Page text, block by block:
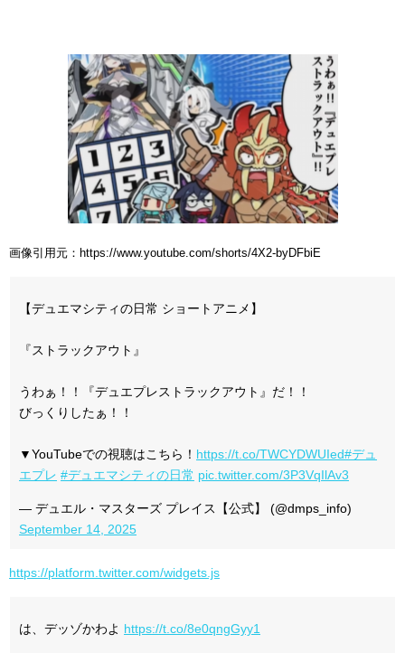
画像引用元：https://www.youtube.com/shorts/4X2-byDFbiE
【デュエマシティの日常 ショートアニメ】
『ストラックアウト』
うわぁ！！『デュエプレストラックアウト』だ！！
びっくりしたぁ！！
▼YouTubeでの視聴はこちら！ https://t.co/TWCYDWUIed#デュ
エプレ #デュエマシティの日常 pic.twitter.com/3P3VqIlAv3
— デュエル・マスターズ プレイス【公式】 (@dmps_info)
September 14, 2025
https://platform.twitter.com/widgets.js
は、デッゾかわよ https://t.co/8e0qngGyy1